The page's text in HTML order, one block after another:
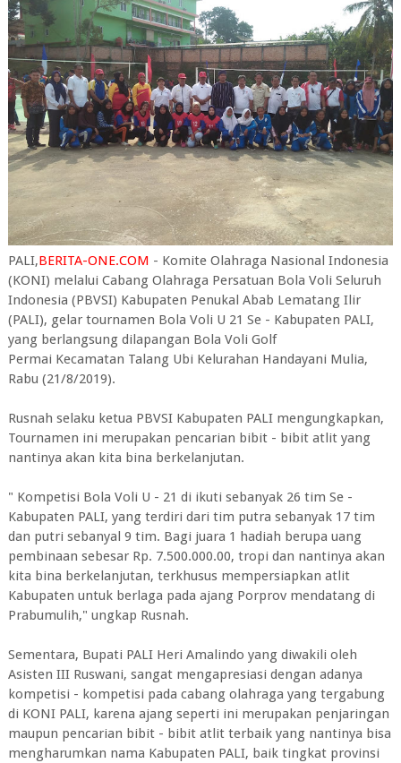
PALI,BERITA-ONE.COM - Komite Olahraga Nasional Indonesia
(KONI) melalui Cabang Olahraga Persatuan Bola Voli Seluruh
Indonesia (PBVSI) Kabupaten Penukal Abab Lematang Ilir
(PALI), gelar tournamen Bola Voli U 21 Se - Kabupaten PALI,
yang berlangsung dilapangan Bola Voli Golf
Permai Kecamatan Talang Ubi Kelurahan Handayani Mulia,
Rabu (21/8/2019).
Rusnah selaku ketua PBVSI Kabupaten PALI mengungkapkan,
Tournamen ini merupakan pencarian bibit - bibit atlit yang
nantinya akan kita bina berkelanjutan.
" Kompetisi Bola Voli U - 21 di ikuti sebanyak 26 tim Se -
Kabupaten PALI, yang terdiri dari tim putra sebanyak 17 tim
dan putri sebanyal 9 tim. Bagi juara 1 hadiah berupa uang
pembinaan sebesar Rp. 7.500.000.00, tropi dan nantinya akan
kita bina berkelanjutan, terkhusus mempersiapkan atlit
Kabupaten untuk berlaga pada ajang Porprov mendatang di
Prabumulih," ungkap Rusnah.
Sementara, Bupati PALI Heri Amalindo yang diwakili oleh
Asisten III Ruswani, sangat mengapresiasi dengan adanya
kompetisi - kompetisi pada cabang olahraga yang tergabung
di KONI PALI, karena ajang seperti ini merupakan penjaringan
maupun pencarian bibit - bibit atlit terbaik yang nantinya bisa
mengharumkan nama Kabupaten PALI, baik tingkat provinsi